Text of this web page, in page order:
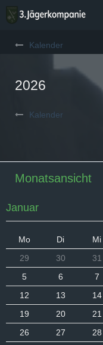
Kalender
2026
Kalender
Monatsansicht
Januar
Mo Di Mi
29
30 31
5
6 7
12
13 14
19
20 21
26
27 28